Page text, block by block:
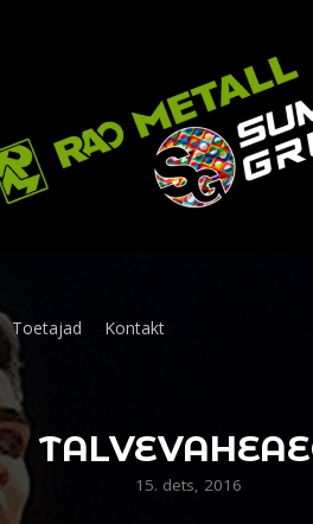
Toetajad Kontakt
15. dets, 2016